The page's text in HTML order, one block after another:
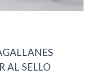
SELLO